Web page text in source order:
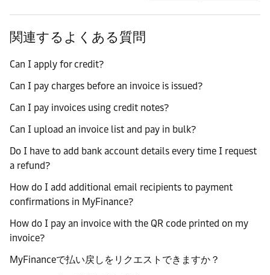
関連するよくある質問
Can I apply for credit?
Can I pay charges before an invoice is issued?
Can I pay invoices using credit notes?
Can I upload an invoice list and pay in bulk?
Do I have to add bank account details every time I request
a refund?
How do I add additional email recipients to payment
confirmations in MyFinance?
How do I pay an invoice with the QR code printed on my
invoice?
MyFinanceで払い戻しをリクエストできますか？